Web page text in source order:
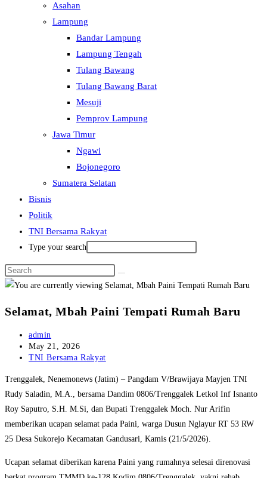
Asahan
Lampung
Bandar Lampung
Lampung Tengah
Tulang Bawang
Tulang Bawang Barat
Mesuji
Pemprov Lampung
Jawa Timur
Ngawi
Bojonegoro
Sumatera Selatan
Bisnis
Politik
TNI Bersama Rakyat
Type your search
Selamat, Mbah Paini Tempati Rumah Baru
Post
author:
admin
Post
published:
May 21, 2026
Post
TNI Bersama Rakyat
Trenggalek, Nenemonews (Jatim) – Pangdam V/Brawijaya Mayjen TNI
Rudy Saladin, M.A., bersama Dandim 0806/Trenggalek Letkol Inf Isnanto
Roy Saputro, S.H. M.Si, dan Bupati Trenggalek Moch. Nur Arifin
memberikan ucapan selamat pada Paini, warga Dusun Nglayur RT 53 RW
25 Desa Sukorejo Kecamatan Gandusari, Kamis (21/5/2026).
Ucapan selamat diberikan karena Paini yang rumahnya selesai direnovasi